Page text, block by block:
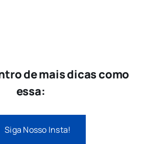
de mais dicas como
essa:
Siga Nosso Insta!